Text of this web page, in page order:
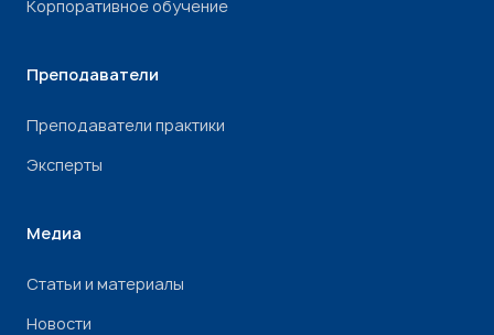
Корпоративное обучение
Преподаватели
Преподаватели практики
Эксперты
Медиа
Статьи и материалы
Новости